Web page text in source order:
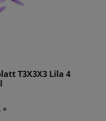
T3X3X3 Lila 4
*